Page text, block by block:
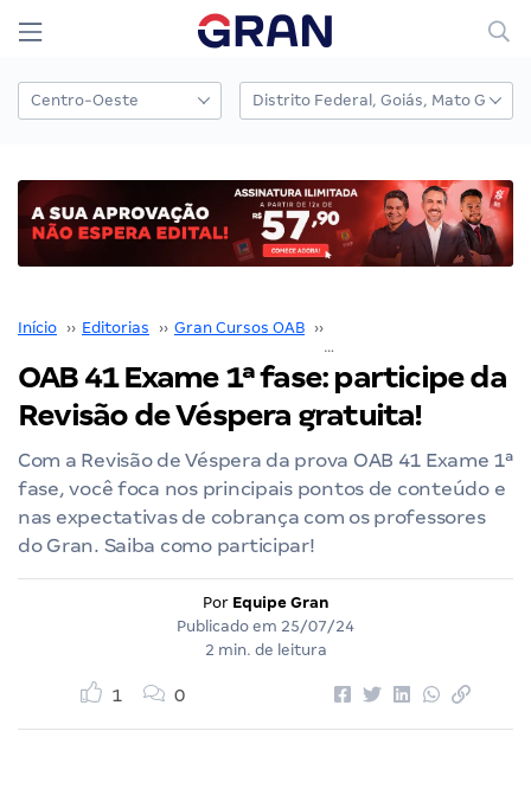
Início ›› Editorias ›› Gran Cursos OAB ››
OAB 41 Exame 1ª fase: participe da
Revisão de Véspera gratuita!
Com a Revisão de Véspera da prova OAB 41 Exame 1ª
fase, você foca nos principais pontos de conteúdo e
nas expectativas de cobrança com os professores
do Gran. Saiba como participar!
Por Equipe Gran
Publicado em 25/07/24
2 min. de leitura
1 0